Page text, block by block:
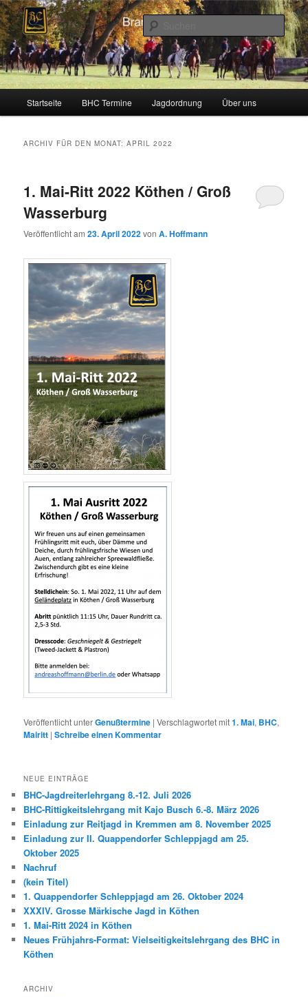
Zum
Inhalt
wechseln
Zum
sekundären
Inhalt
wechselnBrandenburger Hunting Club
Schleppjagden und Vielseitigkeitsreiten in Berlin und Brandenburg
Startseite BHC Termine Jagdordnung Über uns
ARCHIV FÜR DEN MONAT:APRIL 2022
1. Mai-Ritt 2022 Köthen / Groß
Wasserburg
Veröffentlicht am23. April 2022vonA. Hoffmann
Veröffentlicht unterGenußtermine |Verschlagwortet mit1. Mai, BHC,
Mairitt |Schreibe einen Kommentar
NEUE EINTRÄGE
BHC-Jagdreiterlehrgang 8.-12. Juli 2026
BHC-Rittigkeitslehrgang mit Kajo Busch 6.-8. März 2026
Einladung zur Reitjagd in Kremmen am 8. November 2025
Einladung zur II. Quappendorfer Schleppjagd am 25.
Oktober 2025
Nachruf
(kein Titel)
1. Quappendorfer Schleppjagd am 26. Oktober 2024
XXXIV. Grosse Märkische Jagd in Köthen
1. Mai-Ritt 2024 in Köthen
Neues Frühjahrs-Format: Vielseitigkeitslehrgang des BHC in
Köthen
ARCHIV